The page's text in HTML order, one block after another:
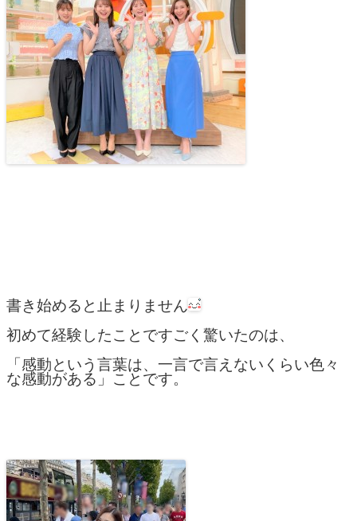
書き始めると止まりません
初めて経験したことですごく驚いたのは、
「感動という言葉は、一言で言えないくらい色々
な感動がある」ことです。